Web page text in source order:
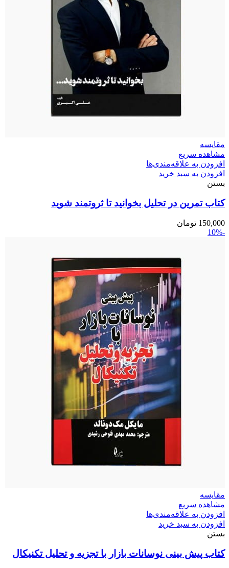
مقایسه
مشاهده سریع
افزودن به علاقه‌مندی‌ها
افزودن به سبد خرید
بستن
کتاب تمرین در تحلیل بخوانید تا ثروتمند شوید
150,000 تومان
-10%
مقایسه
مشاهده سریع
افزودن به علاقه‌مندی‌ها
افزودن به سبد خرید
بستن
کتاب پیش بینی نوسانات بازار با تجزیه و تحلیل تکنیکال